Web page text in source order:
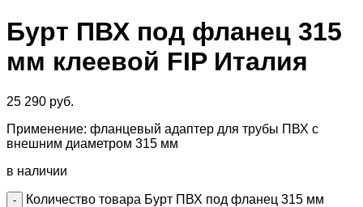
Бурт ПВХ под фланец 315
мм клеевой FIP Италия
25 290 руб.
Применение: фланцевый адаптер для трубы ПВХ с
внешним диаметром 315 мм
в наличии
Количество товара Бурт ПВХ под фланец 315 мм